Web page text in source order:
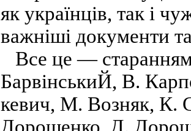
як українців, так і
важніші документи
Все це —
БарвінськиЙ, В.
кевич, М. Возняк, К.